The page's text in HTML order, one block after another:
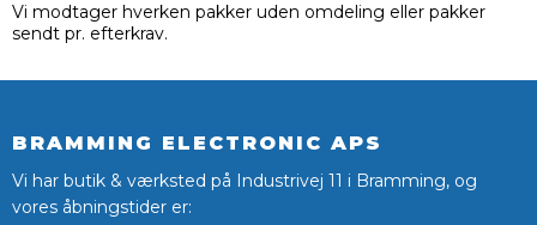
Vi modtager hverken pakker uden omdeling eller pakker
sendt pr. efterkrav.
BRAMMING ELECTRONIC APS
Vi har butik & værksted på Industrivej 11 i Bramming, og
vores åbningstider er: